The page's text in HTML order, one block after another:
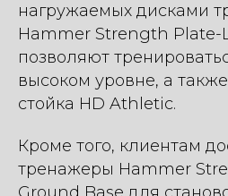
нагружаемых дисками
Hammer Strength Plate-
позволяют
высоком уровне, а
стойка HD Athletic.
Кроме того, клиентам
тренажеры Hammer